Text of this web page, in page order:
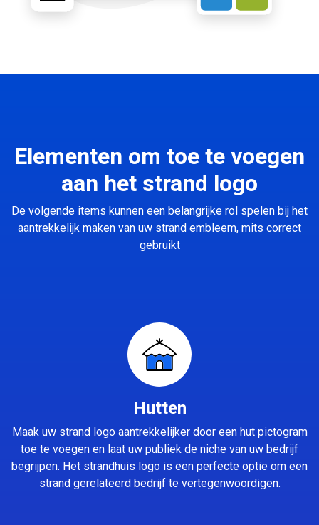
Elementen om toe te voegen
aan het strand logo
De volgende items kunnen een belangrijke rol spelen bij het
aantrekkelijk maken van uw strand embleem, mits correct
gebruikt
Hutten
Maak uw strand logo aantrekkelijker door een hut pictogram
toe te voegen en laat uw publiek de niche van uw bedrijf
begrijpen. Het strandhuis logo is een perfecte optie om een
strand gerelateerd bedrijf te vertegenwoordigen.